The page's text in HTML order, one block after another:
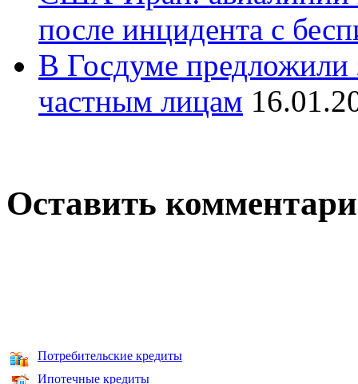
после инцидента с
В Госдуме предложили
частным лицам
Оставить
Потребительские кредиты
Ипотечные кредиты